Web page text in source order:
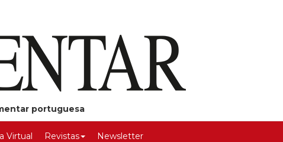
portuguesa
Virtual Revistas Newsletter